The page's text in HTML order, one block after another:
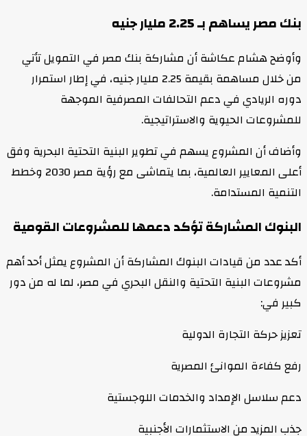
بنك مصر يساهم بـ 2.25 مليار جنيه
وأوضح هشام عكاشة أن مشاركة بنك مصر في التمويل تأتي
من خلال مساهمة بقيمة 2.25 مليار جنيه، في إطار استمرار
دوره الريادي في دعم التحالفات المصرفية الموجهة
للمشروعات الحيوية والاستراتيجية.
وأضاف أن المشروع يسهم في تطوير البنية التحتية البحرية وفق
أعلى المعايير العالمية، بما يتماشى مع رؤية مصر 2030 وخطط
التنمية المستدامة.
البنوك المشاركة تؤكد دعمها للمشروعات القومية
أكد عدد من قيادات البنوك المشاركة أن المشروع يمثل أحد أهم
مشروعات البنية التحتية والنقل البحري في مصر، لما له من دور
كبير في:
تعزيز حركة التجارة الدولية
رفع كفاءة الموانئ المصرية
دعم سلاسل الإمداد والخدمات اللوجستية
جذب المزيد من الاستثمارات الأجنبية